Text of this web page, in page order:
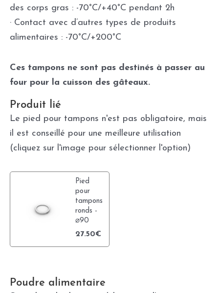
des corps gras : -70°C/+40°C pendant 2h
· Contact avec d’autres types de produits
alimentaires : -70°C/+200°C
Ces tampons ne sont pas destinés à passer au
four pour la cuisson des gâteaux.
Produit lié
Le pied pour tampons n'est pas obligatoire, mais
il est conseillé pour une meilleure utilisation
(cliquez sur l'image pour sélectionner l'option)
Pied
pour
tampons
ronds -
⌀90
27.50€
Poudre alimentaire